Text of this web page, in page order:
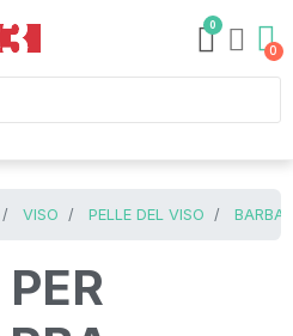
0
VISO PELLE DEL VISO BARBA